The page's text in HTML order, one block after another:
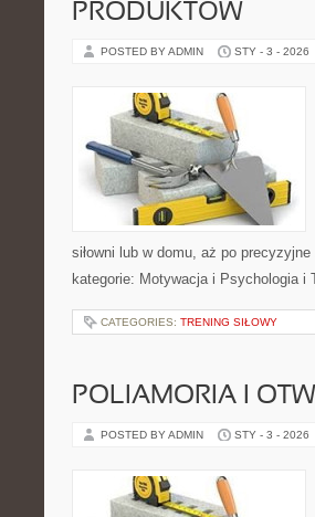
PRODUKTÓW
POSTED BY ADMIN STY - 3 - 2026
siłowni lub w domu, aż po
kategorie: Motywacja i Psychologia i
CATEGORIES: TRENING SIŁOWY
POLIAMORIA I
POSTED BY ADMIN STY - 3 - 2026